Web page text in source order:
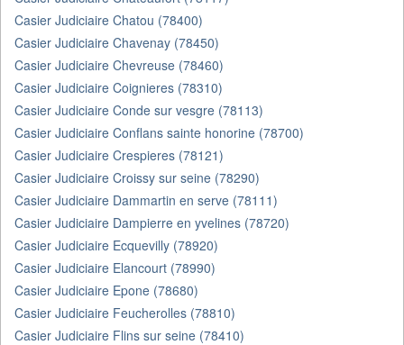
Casier Judiciaire Chatou (78400)
Casier Judiciaire Chavenay (78450)
Casier Judiciaire Chevreuse (78460)
Casier Judiciaire Coignieres (78310)
Casier Judiciaire Conde sur vesgre (78113)
Casier Judiciaire Conflans sainte honorine (78700)
Casier Judiciaire Crespieres (78121)
Casier Judiciaire Croissy sur seine (78290)
Casier Judiciaire Dammartin en serve (78111)
Casier Judiciaire Dampierre en yvelines (78720)
Casier Judiciaire Ecquevilly (78920)
Casier Judiciaire Elancourt (78990)
Casier Judiciaire Epone (78680)
Casier Judiciaire Feucherolles (78810)
Casier Judiciaire Flins sur seine (78410)